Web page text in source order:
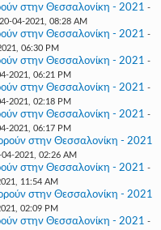
στην Θεσσαλονίκη - 2021 -
04-2021, 08:28 AM
στην Θεσσαλονίκη - 2021 -
06:30 PM
στην Θεσσαλονίκη - 2021 -
2021, 06:21 PM
στην Θεσσαλονίκη - 2021 -
2021, 02:18 PM
στην Θεσσαλονίκη - 2021 -
2021, 06:17 PM
στην Θεσσαλονίκη - 2021
2021, 02:26 AM
στην Θεσσαλονίκη - 2021 -
11:54 AM
στην Θεσσαλονίκη - 2021
02:09 PM
στην Θεσσαλονίκη - 2021 -